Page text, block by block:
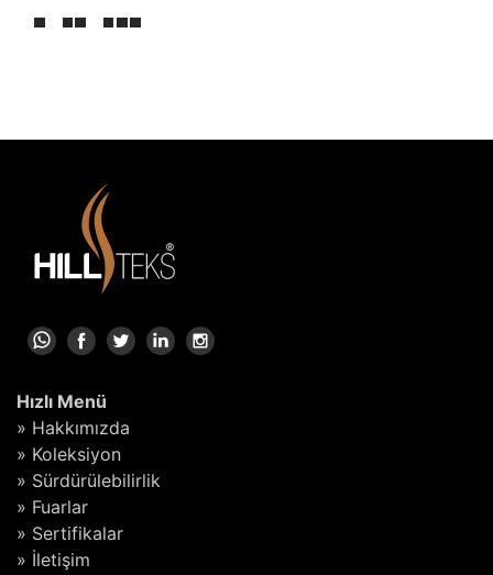
Hızlı Menü
» Hakkımızda
» Koleksiyon
» Sürdürülebilirlik
» Fuarlar
» Sertifikalar
» İletişim